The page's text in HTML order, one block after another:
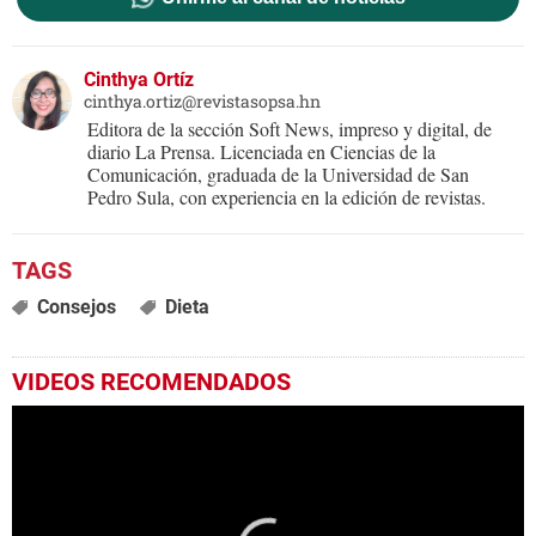
Cinthya Ortíz
cinthya.ortiz@revistasopsa.hn
Editora de la sección Soft News, impreso y digital, de
diario La Prensa. Licenciada en Ciencias de la
Comunicación, graduada de la Universidad de San
Pedro Sula, con experiencia en la edición de revistas.
Consejos Dieta
VIDEOS RECOMENDADOS